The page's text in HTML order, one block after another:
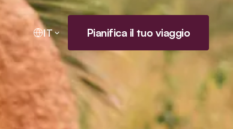
IT Pianifica il tuo viaggio